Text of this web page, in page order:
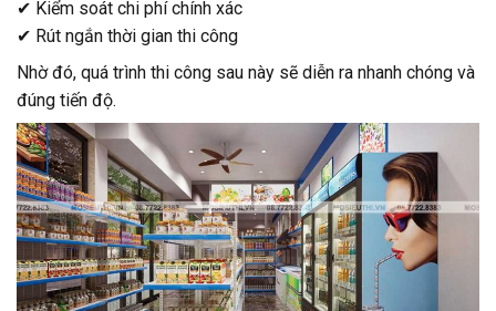
✔ Kiểm soát chi phí chính xác
✔ Rút ngắn thời gian thi công
Nhờ đó, quá trình thi công sau này sẽ diễn ra nhanh chóng và
đúng tiến độ.